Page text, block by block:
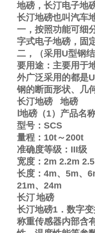
地磅，长汀电子地
长汀地磅也叫汽车
一，按照功能可细
字式电子地磅，固
二，（采用 U型钢
要用途：主要用于
外广泛采用的都是U
钢的断面形状、几
长汀地磅
地磅
地磅（1）产品名
型号： SCS
量程： 10t～200t
准确度等级： III级
宽度： 2m 2.2m
长度： 4m、 5m、
21m、 24m
长汀地磅
长汀地磅1 ．数字
称重传感器内部含